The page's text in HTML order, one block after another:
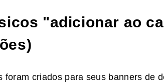
"adicionar ao
foram criados para seus banners de